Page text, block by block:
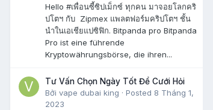
Hello #เพื่อนซี้ซิปเม็กซ์ ทุกคน มาจอยโลกคริ
ปโตฯ กับ Zipmex แพลตฟอร์มคริปโตฯ ชั้น
นำในเอเชียแปซิฟิก. Bitpanda pro Bitpanda
Pro ist eine führende
Kryptowährungsbörse, die ihren...
Tư Vấn Chọn Ngày Tốt Để Cưới Hỏi
Bởi vape dubai king · Posted 8 Tháng 1,
2023